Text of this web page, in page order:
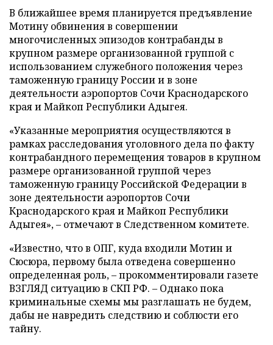
В ближайшее время планируется предъявление
Мотину обвинения в совершении
многочисленных эпизодов контрабанды в
крупном размере организованной группой с
использованием служебного положения через
таможенную границу России и в зоне
деятельности аэропортов Сочи Краснодарского
края и Майкоп Республики Адыгея.
«Указанные мероприятия осуществляются в
рамках расследования уголовного дела по факту
контрабандного перемещения товаров в крупном
размере организованной группой через
таможенную границу Российской Федерации в
зоне деятельности аэропортов Сочи
Краснодарского края и Майкоп Республики
Адыгея», – отмечают в Следственном комитете.
«Известно, что в ОПГ, куда входили Мотин и
Сюсюра, первому была отведена совершенно
определенная роль, – прокомментировали газете
ВЗГЛЯД ситуацию в СКП РФ. – Однако пока
криминальные схемы мы разглашать не будем,
дабы не навредить следствию и соблюсти его
тайну.